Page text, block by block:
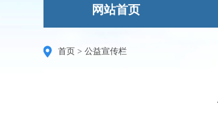
网站首页
首页 > 公益宣传栏